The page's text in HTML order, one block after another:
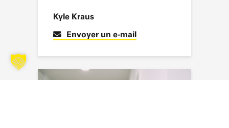
Kyle Kraus
Envoyer un e-mail